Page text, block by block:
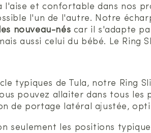
l'aise et confortable dans nos
l'un de l'autre. Notre
nouveau-nés car il s'adapte
aussi celui du bébé. Le Ring
typiques de Tula, notre Ring
pouvez allaiter dans tous
de portage latéral ajustée,
seulement les positions